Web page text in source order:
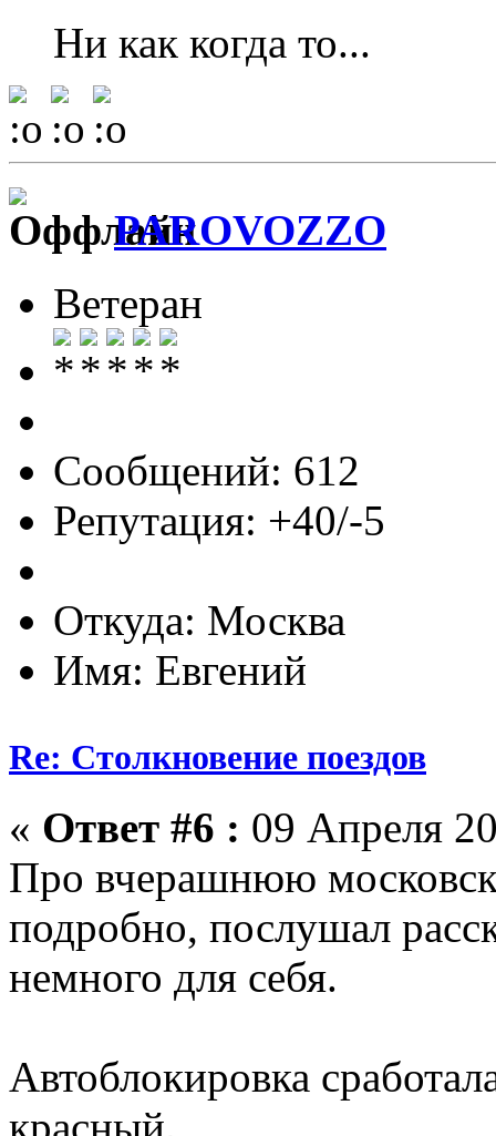
Ни как когда то...
PAROVOZZO
Ветеран
Сообщений: 612
Репутация: +40/-5
Откуда: Москва
Имя: Евгений
Re: Столкновение поездов
« Ответ #6 : 09 Апреля
Про вчерашнюю
подробно, послушал
немного для себя.
Автоблокировка